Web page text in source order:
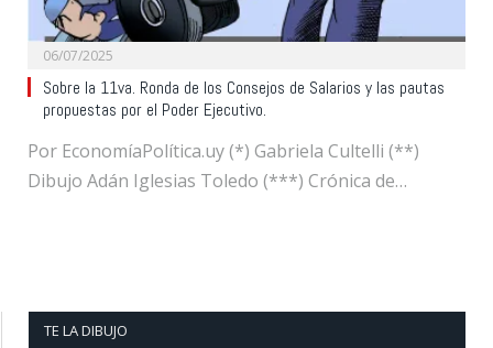
06/07/2025
Sobre la 11va. Ronda de los Consejos de Salarios y las pautas
propuestas por el Poder Ejecutivo.
Por EconomíaPolítica.uy (*) Gabriela Cultelli (**)
Dibujo Adán Iglesias Toledo (***) Crónica de…
TE LA DIBUJO